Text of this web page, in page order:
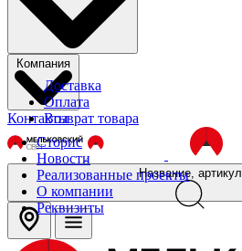
Доставка
Оплата
Возврат товара
Компания
Сторис
Новости
Реализованные проекты
О компании
Реквизиты
Контакты
Название, артикул